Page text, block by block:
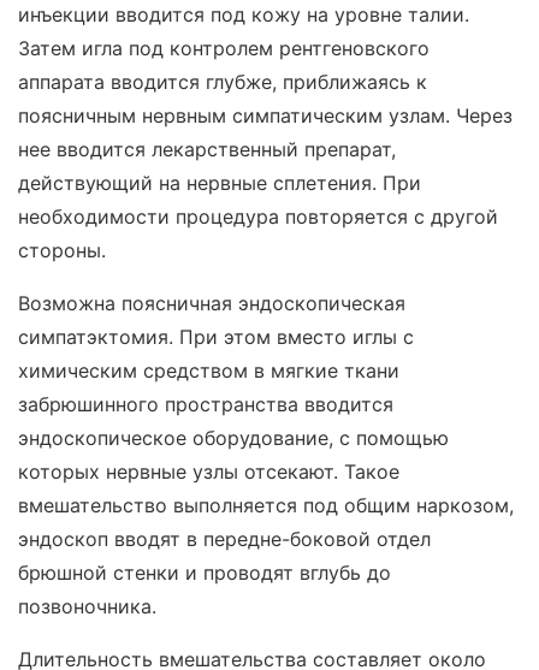
инъекции вводится под кожу на уровне талии.
Затем игла под контролем рентгеновского
аппарата вводится глубже, приближаясь к
поясничным нервным симпатическим узлам. Через
нее вводится лекарственный препарат,
действующий на нервные сплетения. При
необходимости процедура повторяется с другой
стороны.
Возможна поясничная эндоскопическая
симпатэктомия. При этом вместо иглы с
химическим средством в мягкие ткани
забрюшинного пространства вводится
эндоскопическое оборудование, с помощью
которых нервные узлы отсекают. Такое
вмешательство выполняется под общим наркозом,
эндоскоп вводят в передне-боковой отдел
брюшной стенки и проводят вглубь до
позвоночника.
Длительность вмешательства составляет около